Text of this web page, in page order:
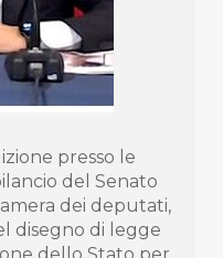
presso le
del Senato
dei deputati,
disegno di legge